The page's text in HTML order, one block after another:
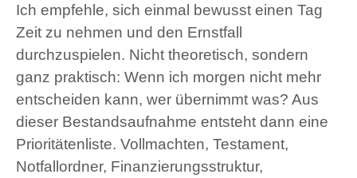
Ich empfehle, sich einmal bewusst einen Tag
Zeit zu nehmen und den Ernstfall
durchzuspielen. Nicht theoretisch, sondern
ganz praktisch: Wenn ich morgen nicht mehr
entscheiden kann, wer übernimmt was? Aus
dieser Bestandsaufnahme entsteht dann eine
Prioritätenliste. Vollmachten, Testament,
Notfallordner, Finanzierungsstruktur,